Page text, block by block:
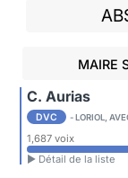
MAIRE
C. Aurias
DVC - LORIOL,
1,687 voix
► Détail de la liste